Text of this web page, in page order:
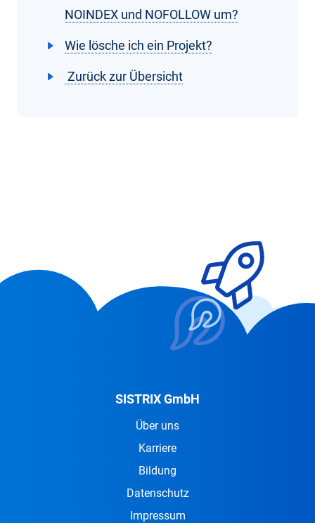
NOINDEX und NOFOLLOW um?
Wie lösche ich ein Projekt?
Zurück zur Übersicht
SISTRIX GmbH
Über uns
Karriere
Bildung
Datenschutz
Impressum